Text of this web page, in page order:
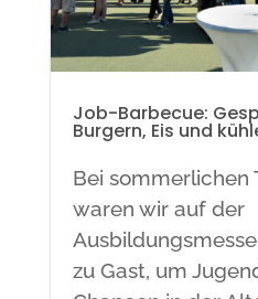
Job-Barbecue:
Burgern, Eis und
Bei sommerlichen
waren wir auf der
zu Gast, um